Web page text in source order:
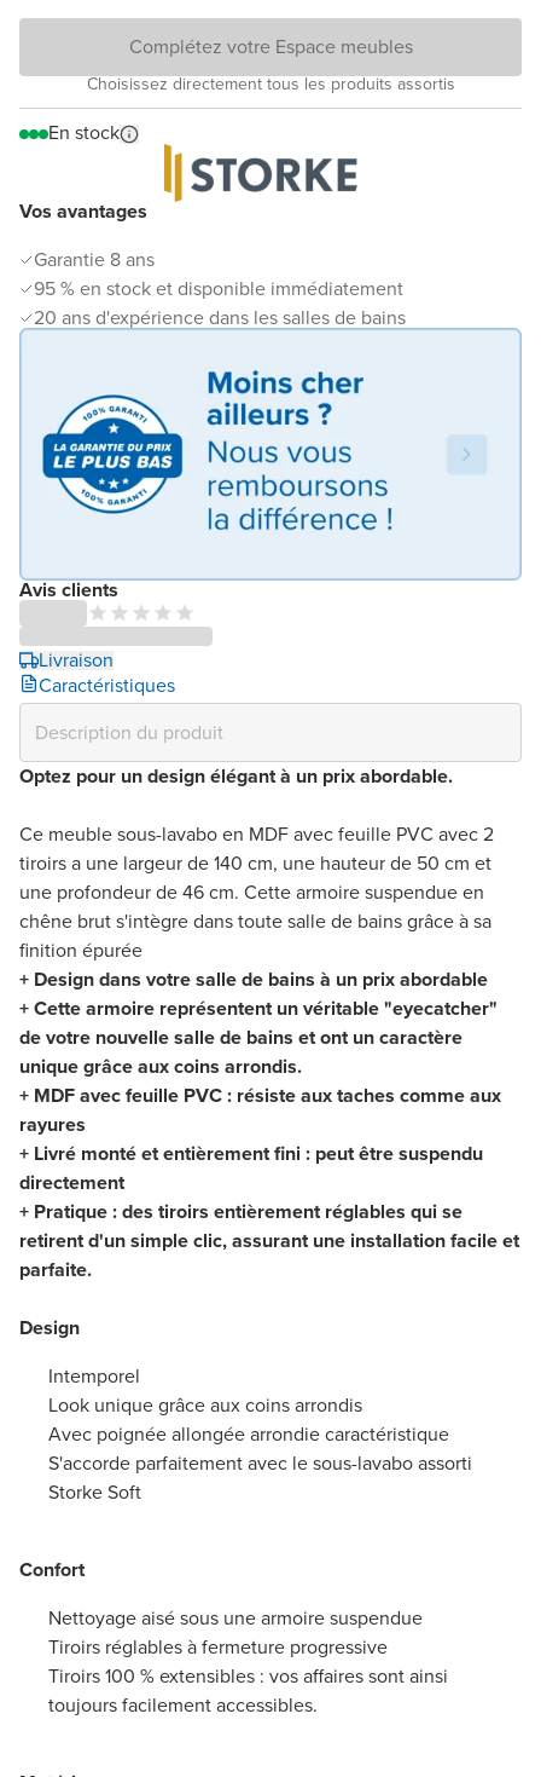
Vos avantages
Garantie 8 ans
95 % en stock et disponible immédiatement
20 ans d'expérience dans les salles de bains
Avis clients
Livraison
Caractéristiques
Complétez votre Espace meubles
Choisissez directement tous les produits assortis
En stock
Optez pour un design élégant à un prix abordable.
Ce meuble sous-lavabo en MDF avec feuille PVC avec 2
tiroirs a une largeur de 140 cm, une hauteur de 50 cm et
une profondeur de 46 cm. Cette armoire suspendue en
chêne brut s'intègre dans toute salle de bains grâce à sa
finition épurée
+ Design dans votre salle de bains à un prix abordable
+ Cette armoire représentent un véritable "eyecatcher"
de votre nouvelle salle de bains et ont un caractère
unique grâce aux coins arrondis.
+ MDF avec feuille PVC : résiste aux taches comme aux
rayures
+ Livré monté et entièrement fini : peut être suspendu
directement
+ Pratique : des tiroirs entièrement réglables qui se
retirent d'un simple clic, assurant une installation facile et
parfaite.
Design
Intemporel
Look unique grâce aux coins arrondis
Avec poignée allongée arrondie caractéristique
S'accorde parfaitement avec le sous-lavabo assorti
Storke Soft
Confort
Nettoyage aisé sous une armoire suspendue
Tiroirs réglables à fermeture progressive
Tiroirs 100 % extensibles : vos affaires sont ainsi
toujours facilement accessibles.